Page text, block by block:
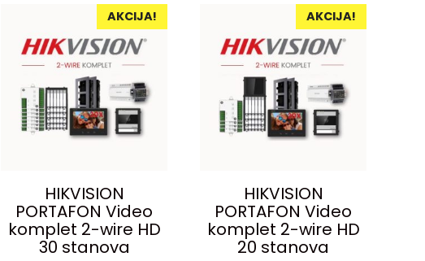
AKCIJA!
HIKVISION
PORTAFON Video
komplet 2-wire HD
30 stanova
AKCIJA!
HIKVISION
PORTAFON Video
komplet 2-wire HD
20 stanova